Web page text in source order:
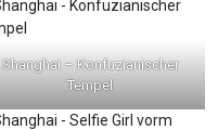
Shanghai – Konfuzianischer
Tempel